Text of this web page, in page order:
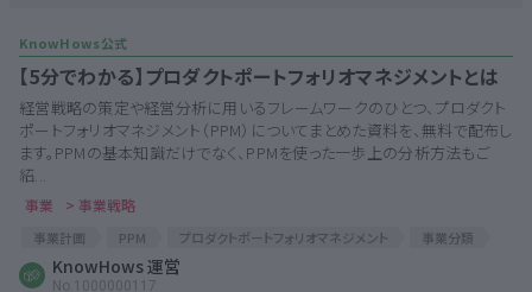
【5分でわかる】プロダクトポートフォリオマネジメントとは
経営戦略の策定や経営分析に用いるフレームワークのひとつ、プロダクト
ポートフォリオマネジメント（PPM）についてまとめた資料を、無料で配布し
ます。PPMの基本知識だけでなく、PPMを使った一歩上の分析方法もご
紹...
事業 > 事業戦略
事業計画 PPM プロダクトポートフォリオマネジメント
事業分類
投資判断
キャズム
KnowHows 運営
No.1000000117